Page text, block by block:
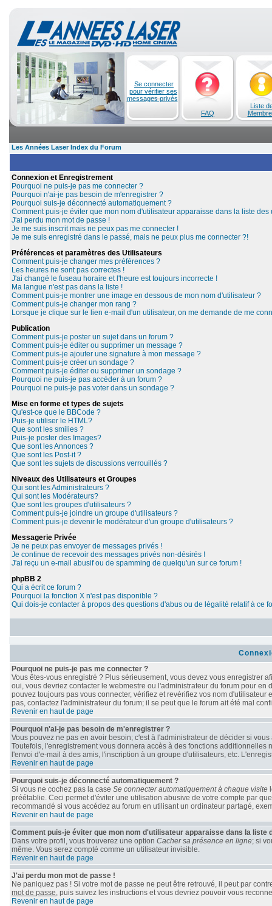
Se connecter
pour vérifier ses
messages privés
FAQ
Liste
Les Années Laser Index du Forum
Connexion et Enregistrement
Pourquoi ne puis-je pas me connecter ?
Pourquoi n'ai-je pas besoin de m'enregistrer ?
Pourquoi suis-je déconnecté automatiquement ?
Comment puis-je éviter que mon nom d'utilisateur apparaisse dans la liste
J'ai perdu mon mot de passe !
Je me suis inscrit mais ne peux pas me connecter !
Je me suis enregistré dans le passé, mais ne peux plus me connecter ?!
Préférences et paramètres des Utilisateurs
Comment puis-je changer mes préférences ?
Les heures ne sont pas correctes !
J'ai changé le fuseau horaire et l'heure est toujours incorrecte !
Ma langue n'est pas dans la liste !
Comment puis-je montrer une image en dessous de mon nom d'utilisateur ?
Comment puis-je changer mon rang ?
Lorsque je clique sur le lien e-mail d'un utilisateur, on me demande de me
Publication
Comment puis-je poster un sujet dans un forum ?
Comment puis-je éditer ou supprimer un message ?
Comment puis-je ajouter une signature à mon message ?
Comment puis-je créer un sondage ?
Comment puis-je éditer ou supprimer un sondage ?
Pourquoi ne puis-je pas accéder à un forum ?
Pourquoi ne puis-je pas voter dans un sondage ?
Mise en forme et types de sujets
Qu'est-ce que le BBCode ?
Puis-je utiliser le HTML?
Que sont les smilies ?
Puis-je poster des Images?
Que sont les Annonces ?
Que sont les Post-it ?
Que sont les sujets de discussions verrouillés ?
Niveaux des Utilisateurs et Groupes
Qui sont les Administrateurs ?
Qui sont les Modérateurs?
Que sont les groupes d'utilisateurs ?
Comment puis-je joindre un groupe d'utilisateurs ?
Comment puis-je devenir le modérateur d'un groupe d'utilisateurs ?
Messagerie Privée
Je ne peux pas envoyer de messages privés !
Je continue de recevoir des messages privés non-désirés !
J'ai reçu un e-mail abusif ou de spamming de quelqu'un sur ce forum !
phpBB 2
Qui a écrit ce forum ?
Pourquoi la fonction X n'est pas disponible ?
Qui dois-je contacter à propos des questions d'abus ou de légalité relatif à ce
Pourquoi ne puis-je pas me connecter ?
Vous êtes-vous enregistré ? Plus sérieusement, vous devez vous enregistrer
oui, vous devriez contacter le webmestre ou l'administrateur du forum pour
pouvez toujours pas vous connecter, vérifiez et revérifiez vos nom
pas, contactez l'administrateur du forum; il se peut que le forum ait été mal
Revenir en haut de page
Pourquoi n'ai-je pas besoin de m'enregistrer ?
Vous pouvez ne pas en avoir besoin; c'est à l'administrateur de décider si
Toutefois, l'enregistrement vous donnera accès à des fonctions
l'envoi d'e-mail à des amis, l'inscription à un groupe d'utilisateurs, etc.
Revenir en haut de page
Pourquoi suis-je déconnecté automatiquement ?
Si vous ne cochez pas la case Se connecter automatiquement à chaque visite
préétablie. Ceci permet d'éviter une utilisation abusive de votre compte par
recommandé si vous accédez au forum en utilisant un ordinateur partagé,
Revenir en haut de page
Comment puis-je éviter que mon nom d'utilisateur apparaisse dans la liste
Dans votre profil, vous trouverez une option Cacher sa présence en ligne; si
même. Vous serez compté comme un utilisateur invisible.
Revenir en haut de page
J'ai perdu mon mot de passe !
Ne paniquez pas ! Si votre mot de passe ne peut être retrouvé, il peut par
mot de passe, puis suivez les instructions et vous devriez pouvoir vous
Revenir en haut de page